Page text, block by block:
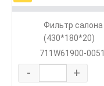
Фильтр салона
(430*180*20)
711W61900-
- +